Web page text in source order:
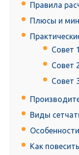
Правила
Плюсы и
Совет
Совет
Совет
Виды
Особенности
Как